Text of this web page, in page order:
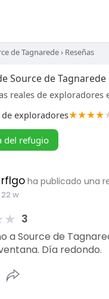
de Tagnarede› Reseñas
Source de Tagnarede
reales de
de exploradores★★★★
del refugio
rflgo ha publicado una
22 w
★ 3
a Source de
Día redondo.